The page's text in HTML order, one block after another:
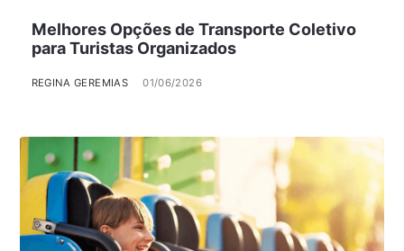
Melhores Opções de Transporte Coletivo
para Turistas Organizados
REGINA GEREMIAS 01/06/2026